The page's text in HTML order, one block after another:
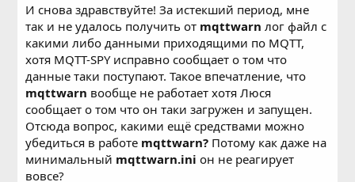
И снова здравствуйте! За истекший период, мне
так и не удалось получить от mqttwarnлог файл с
какими либо данными приходящими по MQTT,
хотя MQTT-SPY исправно сообщает о том что
данные таки поступают. Такое впечатление, что
mqttwarn вообще не работает хотя Люся
сообщает о том что он таки загружен и запущен.
Отсюда вопрос, какими ещё средствами можно
убедиться в работе mqttwarn? Потому как даже на
минимальный mqttwarn.iniон не реагирует
вовсе?